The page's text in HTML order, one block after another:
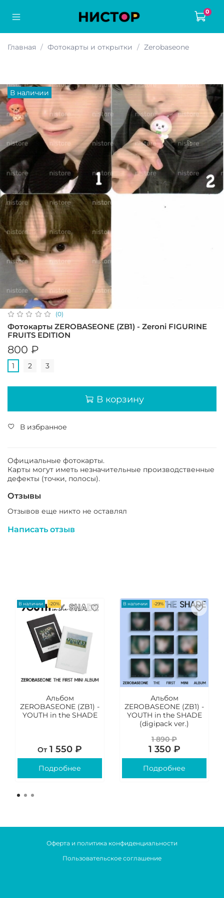
0
Главная Фотокарты и открытки Zerobaseone
В наличии
(0)
Фотокарты ZEROBASEONE (ZB1) - Zeroni FIGURINE
FRUITS EDITION
800 ₽
1 2 3
В корзину
В избранное
Официальные фотокарты.
Карты могут иметь незначительные производственные
дефекты (точки, полосы).
Отзывы
Отзывов еще никто не оставлял
Написать отзыв
В наличии -20%
Альбом
ZEROBASEONE (ZB1) -
YOUTH in the SHADE
От 1 550 ₽
Подробнее
В наличии -29%
Альбом
ZEROBASEONE (ZB1) -
YOUTH in the SHADE
(digipack ver.)
1 890 ₽
1 350 ₽
Подробнее
Оферта и политика конфиденциальности
Пользовательское соглашение